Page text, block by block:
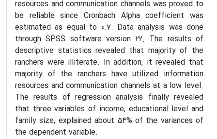
resources and communication channels was proved to
be reliable since Cronbach Alpha coefficient was
estimated as equal to 0.7. Data analysis was done
through SPSS software version 22. The results of
descriptive statistics revealed that majority of the
ranchers were illiterate. In addition, it revealed that
majority of the ranchers have utilized information
resources and communication channels at a low level.
The results of regression analysis finally revealed
that three variables of income, educational level and
family size, explained about 54% of the variances of
the dependent variable.